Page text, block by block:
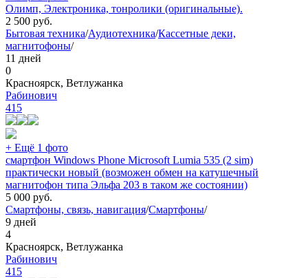
Олимп, Электроника, тонролики (оригинальные).
2 500 руб.
Бытовая техника/Аудиотехника/Кассетные деки,
магнитофоны/
11 дней
0
Красноярск, Ветлужанка
Рабинович
415
+ Ещё 1 фото
смартфон Windows Phone Microsoft Lumia 535 (2 sim)
практически новый (возможен обмен на катушечный
магнитофон типа Эльфа 203 в таком же состоянии)
5 000 руб.
Смартфоны, связь, навигация/Смартфоны/
9 дней
4
Красноярск, Ветлужанка
Рабинович
415